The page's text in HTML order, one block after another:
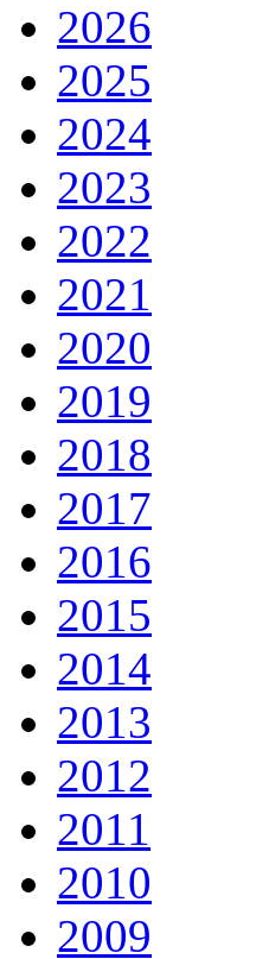
2026
2025
2024
2023
2022
2021
2020
2019
2018
2017
2016
2015
2014
2013
2012
2011
2010
2009